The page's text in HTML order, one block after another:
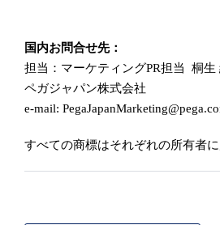
国内お問合せ先：
担当：マーケティングPR担当 桐生
ペガジャパン株式会社
e-mail:
すべての商標はそれぞれの所有者に